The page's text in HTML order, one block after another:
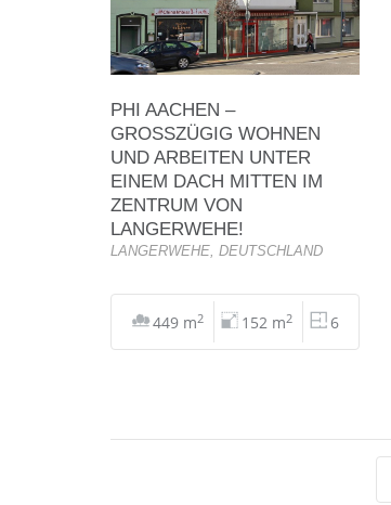
PHI AACHEN –
GROSSZÜGIG WOHNEN U
ND ARBEITEN UNTER E
INEM DACH MITTEN IM Z
ENTRUM VON L
ANGERWEHE!
LANGERWEHE, DEUTSCHLAND
449 m2 152 m2 6